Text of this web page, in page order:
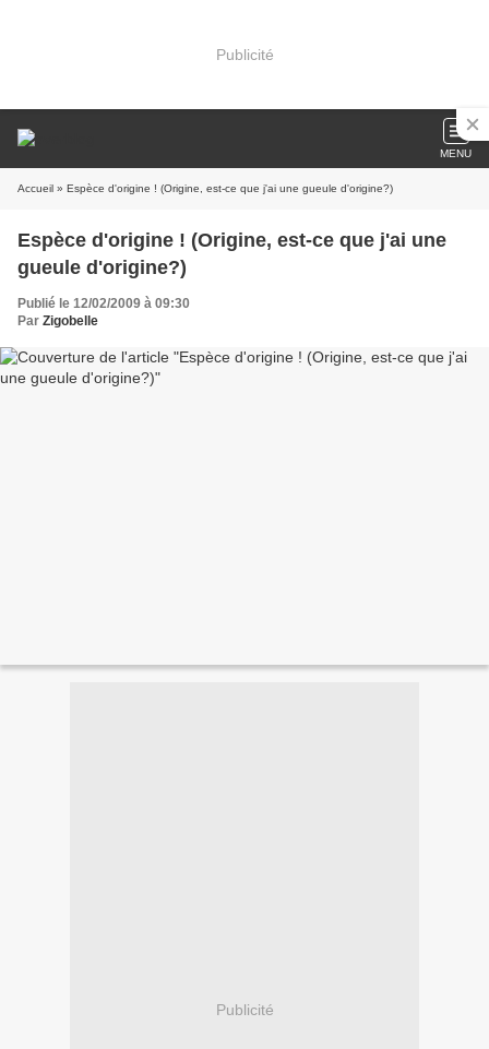
Publicité
MENU
Accueil » Espèce d'origine ! (Origine, est-ce que j'ai une gueule d'origine?)
Espèce d'origine ! (Origine, est-ce que j'ai une
gueule d'origine?)
Publié le 12/02/2009 à 09:30
Par Zigobelle
Publicité